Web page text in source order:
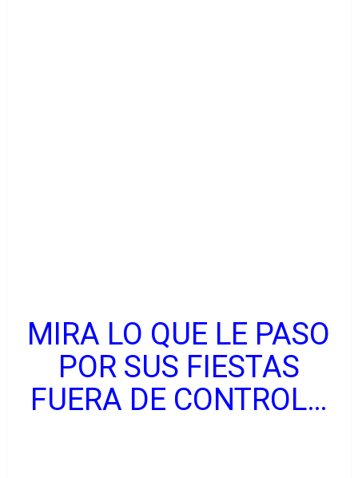
MIRA LO QUE LE PASO
POR SUS FIESTAS
FUERA DE CONTROL…